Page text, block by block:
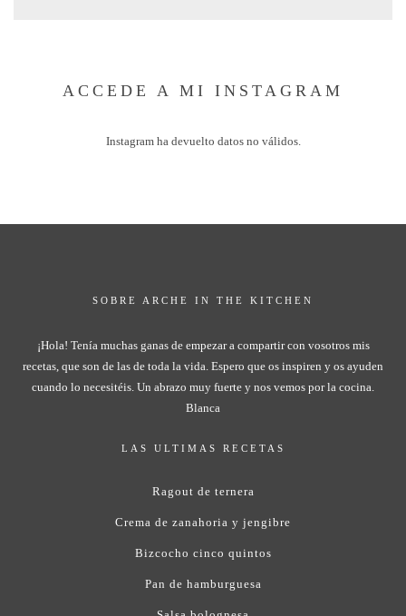
ACCEDE A MI INSTAGRAM
Instagram ha devuelto datos no válidos.
SOBRE ARCHE IN THE KITCHEN
¡Hola! Tenía muchas ganas de empezar a compartir con vosotros mis
recetas, que son de las de toda la vida. Espero que os inspiren y os ayuden
cuando lo necesitéis. Un abrazo muy fuerte y nos vemos por la cocina.
Blanca
LAS ULTIMAS RECETAS
Ragout de ternera
Crema de zanahoria y jengibre
Bizcocho cinco quintos
Pan de hamburguesa